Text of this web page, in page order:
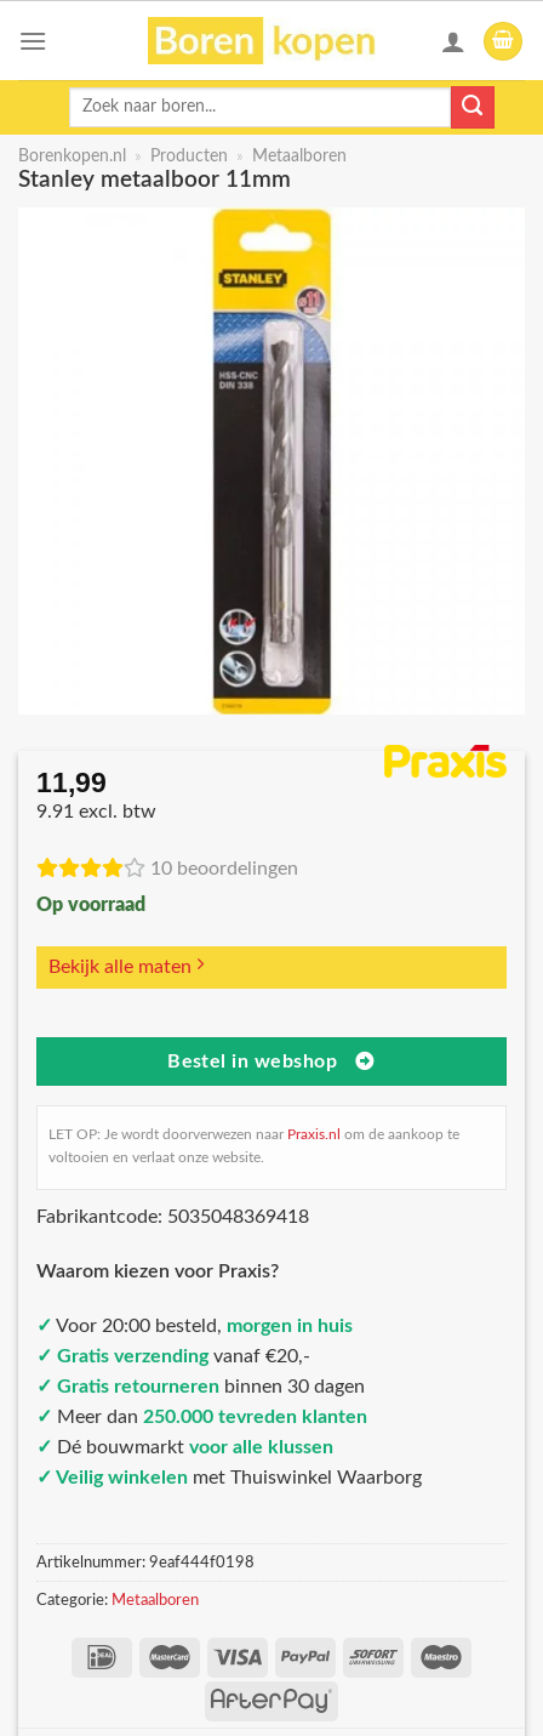
Zoeken
Borenkopen.nl » Producten » Metaalboren
Stanley metaalboor 11mm
11,99
9.91 excl. btw
10 beoordelingen
Op voorraad
Bekijk alle maten
Bestel in webshop
LET OP: Je wordt doorverwezen naar Praxis.nl om de aankoop te
voltooien en verlaat onze website.
Fabrikantcode: 5035048369418
Waarom kiezen voor Praxis?
✓ Voor 20:00 besteld, morgen in huis
✓ Gratis verzendingvanaf €20,-
✓ Gratis retourneren binnen 30 dagen
✓ Meer dan 250.000 tevreden klanten
✓ Dé bouwmarkt voor alle klussen
✓ Veilig winkelen met Thuiswinkel Waarborg
Artikelnummer: 9eaf444f0198
Categorie: Metaalboren